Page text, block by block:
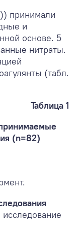
принимали
и
основе. 5
нитраты.
(табл.
Таблица 1
(n=82)